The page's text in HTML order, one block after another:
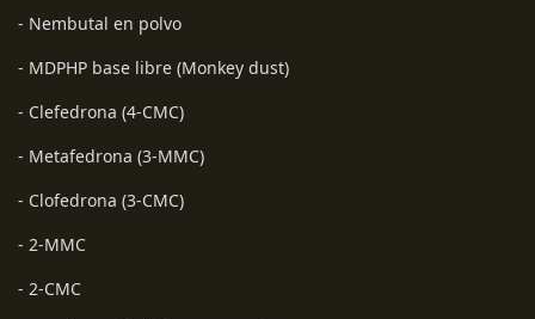
- Nembutal en polvo
- MDPHP base libre (Monkey dust)
- Clefedrona (4-CMC)
- Metafedrona (3-MMC)
- Clofedrona (3-CMC)
- 2-MMC
- 2-CMC